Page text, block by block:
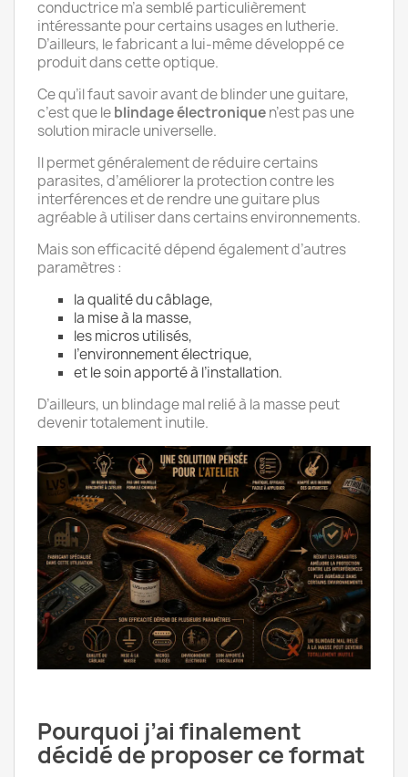
conductrice m’a semblé particulièrement
intéressante pour certains usages en lutherie.
D’ailleurs, le fabricant a lui-même développé ce
produit dans cette optique.
Ce qu’il faut savoir avant de blinder une guitare,
c’est que leblindage électroniquen’est pas une
solution miracle universelle.
Il permet généralement de réduire certains
parasites, d’améliorer la protection contre les
interférences et de rendre une guitare plus
agréable à utiliser dans certains environnements.
Mais son efficacité dépend également d’autres
paramètres :
la qualité du câblage,
la mise à la masse,
les micros utilisés,
l’environnement électrique,
et le soin apporté à l’installation.
D’ailleurs, un blindage mal relié à la masse peut
devenir totalement inutile.
Pourquoi j’ai finalement
décidé de proposer ce format